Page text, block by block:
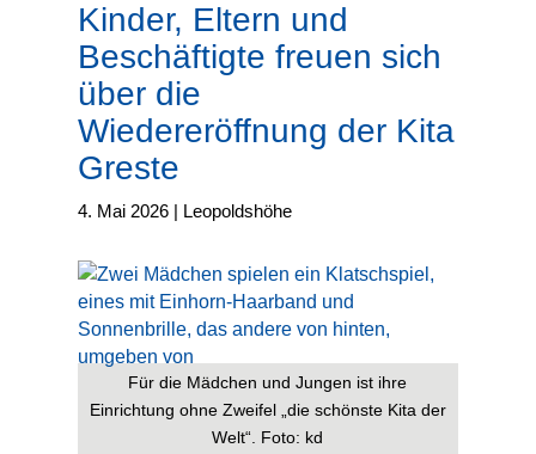
Kinder, Eltern und
Beschäftigte freuen sich
über die
Wiedereröffnung der Kita
Greste
4. Mai 2026| Leopoldshöhe
Für die Mädchen und Jungen ist ihre
Einrichtung ohne Zweifel „die schönste Kita der
Welt“. Foto: kd